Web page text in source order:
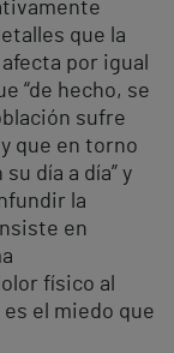
que la
por igual
“de hecho, se
sufre
que en torno
día a día” y
la
en
físico al
el miedo que